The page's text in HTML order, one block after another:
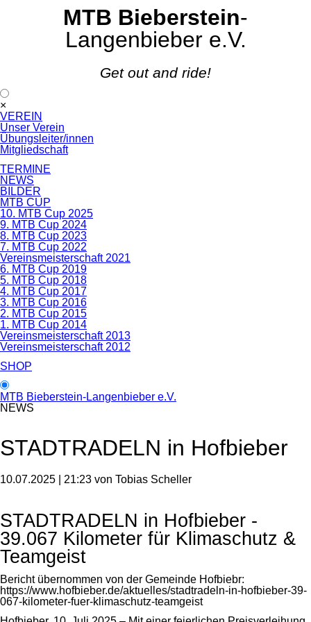
MTB Bieberstein-
Langenbieber e.V.
Get out and ride!
×
überspringen
VEREIN
Unser Verein
Übungsleiter/innen
Mitgliedschaft
TERMINE
NEWS
BILDER
MTB CUP
10. MTB Cup 2025
9. MTB Cup 2024
8. MTB Cup 2023
7. MTB Cup 2022
Vereinsmeisterschaft 2021
6. MTB Cup 2019
5. MTB Cup 2018
4. MTB Cup 2017
3. MTB Cup 2016
2. MTB Cup 2015
1. MTB Cup 2014
Vereinsmeisterschaft 2013
Vereinsmeisterschaft 2012
SHOP
MTB Bieberstein-Langenbieber e.V.
NEWS
STADTRADELN in Hofbieber
10.07.2025 | 21:23 von Tobias Scheller
STADTRADELN in Hofbieber -
39.067 Kilometer für Klimaschutz &
Teamgeist
Bericht übernommen von der Gemeinde Hofbiebr:
https://www.hofbieber.de/aktuelles/stadtradeln-in-hofbieber-39-
067-kilometer-fuer-klimaschutz-teamgeist